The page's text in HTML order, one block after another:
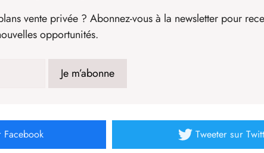
vente privée ? Abonnez-vous à la newsletter pour
opportunités.
Facebook Tweetersur